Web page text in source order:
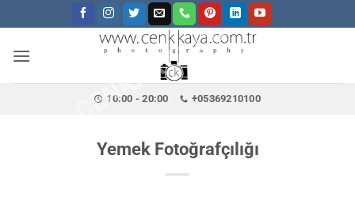
atla
CENKKAYA.COM.TR
10:00 - 20:00 +05369210100
Yemek Fotoğrafçılığı